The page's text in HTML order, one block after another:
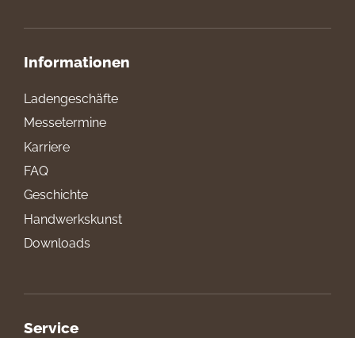
Informationen
Ladengeschäfte
Messetermine
Karriere
FAQ
Geschichte
Handwerkskunst
Downloads
Service